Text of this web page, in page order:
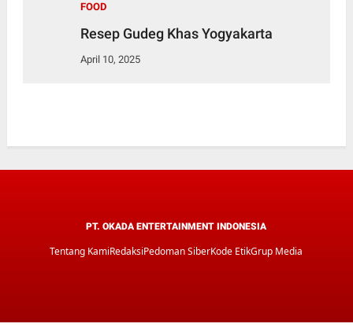
FOOD
Resep Gudeg Khas Yogyakarta
April 10, 2025
PT. OKADA ENTERTAINMENT INDONESIA
Tentang KamiRedaksiPedoman SiberKode EtikGrup Media